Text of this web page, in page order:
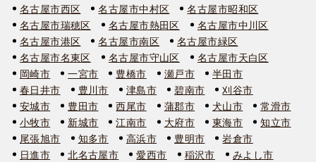
名古屋市西区
名古屋市中村区
名古屋市昭和区
名古屋市瑞穂区
名古屋市熱田区
名古屋市中川区
名古屋市港区
名古屋市南区
名古屋市緑区
名古屋市名東区
名古屋市守山区
名古屋市天白区
岡崎市
一宮市 豊橋市 瀬戸市
半田市
春日井市
豊川市 津島市 碧南市
刈谷市
安城市
豊田市 西尾市 蒲郡市 犬山市
常滑市
小牧市
新城市 江南市 大府市 東海市
知立市
尾張旭市
知多市 高浜市 豊明市
岩倉市
日進市
北名古屋市 愛西市 稲沢市
みよし市